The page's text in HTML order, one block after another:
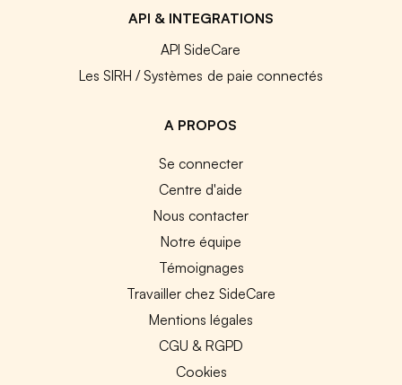
API & INTEGRATIONS
API SideCare
Les SIRH / Systèmes de paie connectés
A PROPOS
Se connecter
Centre d'aide
Nous contacter
Notre équipe
Témoignages
Travailler chez SideCare
Mentions légales
CGU & RGPD
Cookies